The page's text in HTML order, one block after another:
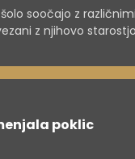
soočajo z različnimi
z njihovo
poklic